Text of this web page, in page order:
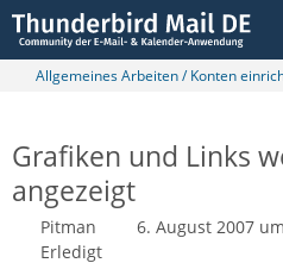
Allgemeines Arbeiten / Konten
Grafiken und Links
angezeigt
Pitman 6. August 2007
Erledigt